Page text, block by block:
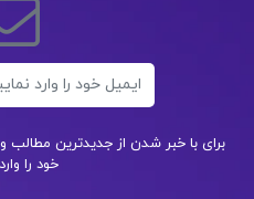
برای با خبر شدن از جدیدترین مطالب
خود را